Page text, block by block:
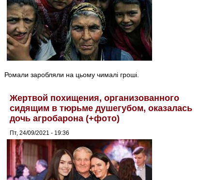
Ромали заробляли на цьому чималі гроші.
Жертвой похищения, организованного
сидящим в тюрьме душегубом, оказалась
дочь агробарона (+фото)
Пт, 24/09/2021 - 19:36